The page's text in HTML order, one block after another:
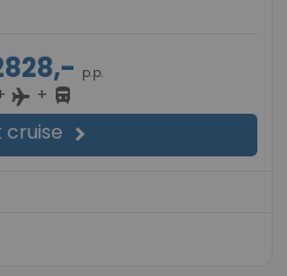
p.p.
flight + directions_bus
cruise chevron_right